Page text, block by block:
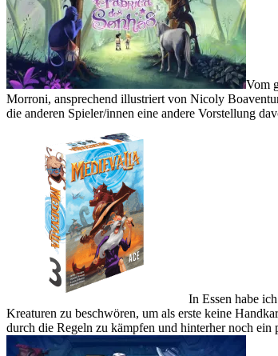
Vom
Morroni, ansprechend illustriert von Nicoly
die anderen Spieler/innen eine andere Vorstellung
In Essen habe
Kreaturen zu beschwören, um als erste keine
durch die Regeln zu kämpfen und hinterher noch ein